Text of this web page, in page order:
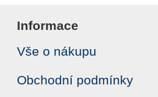
Informace
Vše o nákupu
Obchodní podmínky